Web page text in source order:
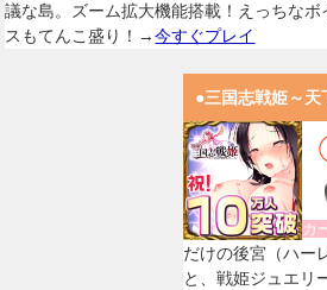
議な島。ズーム拡大機能搭載！えっちなボ
スもてんこ盛り！→今すぐプレイ
●三国志戦姫～天
カ
だけの後宮（ハー
と、戦姫ジュエリ